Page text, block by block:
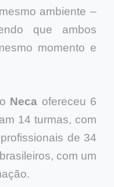
ambiente –
que ambos
momento e
Neca ofereceu 6
14 turmas, com
de 34
com um